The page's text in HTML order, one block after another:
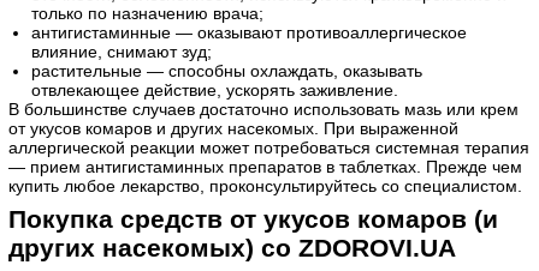
только по назначению врача;
антигистаминные — оказывают противоаллергическое
влияние, снимают зуд;
растительные — способны охлаждать, оказывать
отвлекающее действие, ускорять заживление.
В большинстве случаев достаточно использовать мазь или крем
от укусов комаров и других насекомых. При выраженной
аллергической реакции может потребоваться системная терапия
— прием антигистаминных препаратов в таблетках. Прежде чем
купить любое лекарство, проконсультируйтесь со специалистом.
Покупка средств от укусов комаров (и
других насекомых) со ZDOROVI.UA